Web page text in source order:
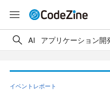
AI アプリケーション開
イベントレポート